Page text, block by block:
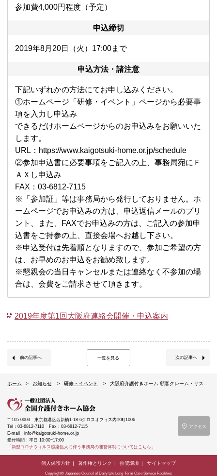
参加費4,000円程度（予定）
申込締切
2019年8月20日（火）17:00まで
申込方法・諸注意
下記いずれかの方法にてお申し込みください。
①ホームページ「研修・イベント」ページから必要事
項を入力し申込み
できるだけホームページからのお申込みをお願いいた
します。
URL： https://www.kaigotsuki-home.or.jp/schedule
②参加申込書に必要事項をご記入の上、事務局宛にＦ
ＡＸし申込み
FAX：03-6812-7115
※「参加証」等は事務局から発行しておりません。ホ
ームページでお申込みの方は、申込返信メールのプリ
ント、また、FAXでお申込みの方は、ご記入の参加申
込書をご持参の上、直接会場へお越し下さい。
※申込受付は先着順となりますので、参加ご希望の方
は、お早めのお申込をお勧め致します。
※懇親会の当日キャンセルまたは連絡なく不参加の場
合は、会費をご請求させて頂きます。
2019年度第1回大阪府連絡会開催・申込案内
前の記事へ 一覧を見る 次の記事へ
ホーム お知らせ 研修・イベント 大阪府介護付きホーム 顧客クレーム・リスクマネジメント意見交換会（8/27）のご案内
〒105-0003 東京都港区西新橋1-18-6クロスオフィス内幸町1006
Tel：03-6812-7110
Fax：03-6812-7115
E-mail：info@kaigotsuki-home.or.jp
受付時間：平日 10:00~17:00
「新型コロナウィルス感染拡大に伴う事務局の運営体制についてはこちら」
アクセス
個人保護方針 著作権とリンク 推奨環境 サイトマップ
Copyright© Japanese Council of Daily Life Long-Term Care Service Facilities